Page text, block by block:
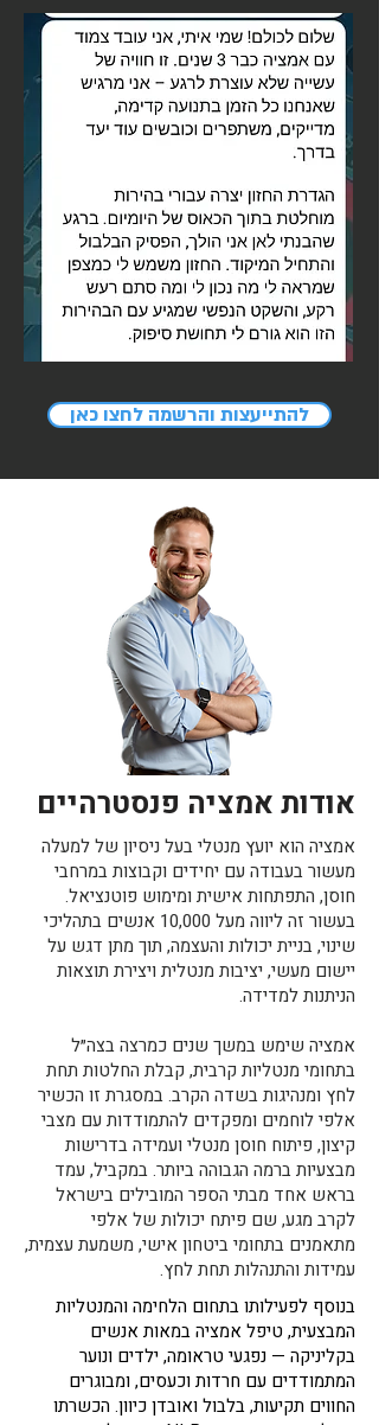
להתייעצות והרשמה לחצו כאן
אודות אמציה פנסטרהיים
אמציה הוא יועץ מנטלי בעל ניסיון של למעלה
מעשור בעבודה עם יחידים וקבוצות במרחבי
חוסן, התפתחות אישית ומימוש פוטנציאל.
בעשור זה ליווה מעל 10,000 אנשים בתהליכי
שינוי, בניית יכולות והעצמה, תוך מתן דגש על
יישום מעשי, יציבות מנטלית ויצירת תוצאות
הניתנות למדידה.
אמציה שימש במשך שנים כמרצה בצה״ל
בתחומי מנטליות קרבית, קבלת החלטות תחת
לחץ ומנהיגות בשדה הקרב. במסגרת זו הכשיר
אלפי לוחמים ומפקדים להתמודדות עם מצבי
קיצון, פיתוח חוסן מנטלי ועמידה בדרישות
מבצעיות ברמה הגבוהה ביותר. במקביל, עמד
בראש אחד מבתי הספר המובילים בישראל
לקרב מגע, שם פיתח יכולות של אלפי
מתאמנים בתחומי ביטחון אישי, משמעת עצמית,
עמידות והתנהלות תחת לחץ.
​בנוסף לפעילותו בתחום הלחימה והמנטליות
המבצעית, טיפל אמציה במאות אנשים
בקליניקה — נפגעי טראומה, ילדים ונוער
המתמודדים עם חרדות וכעסים, ומבוגרים
החווים תקיעות, בלבול ואובדן כיוון. הכשרתו